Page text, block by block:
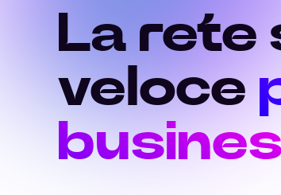
La rete
veloce